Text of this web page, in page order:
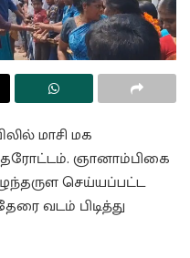
மாசி மக
ஞானாம்பிகை
செய்யப்பட்ட
வடம் பிடித்து